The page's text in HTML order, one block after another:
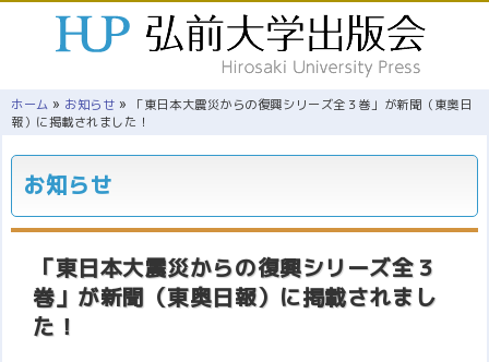
ホーム » お知らせ »
「東日本大震災からの復興シリーズ全３巻」が新聞（東奥日
報）に掲載されました！
お知らせ
「東日本大震災からの復興シリーズ全３
巻」が新聞（東奥日報）に掲載されまし
た！